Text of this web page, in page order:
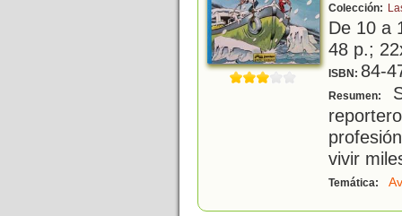
Colección:
De 10 a
48 p.;
ISBN: 84-
Resumen:
vivir
Temática: